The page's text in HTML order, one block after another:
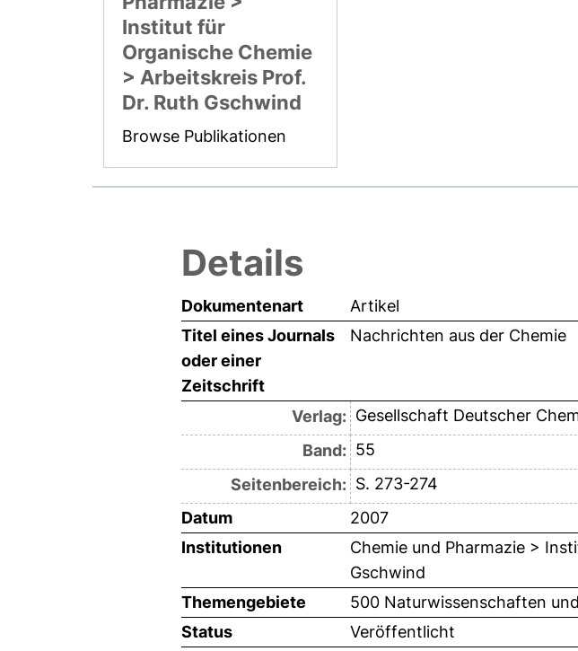
Institut für
Organische Chemie
> Arbeitskreis Prof.
Dr. Ruth Gschwind
Browse Publikationen
Details
Dokumentenart
Artikel
Titel eines Journals
oder einer
Zeitschrift
Nachrichten aus der Chemie
Verlag: Gesellschaft Deutscher
Band: 55
Seitenbereich: S. 273-274
Datum
2007
Institutionen
Chemie und Pharmazie >
Gschwind
Themengebiete
500 Naturwissenschaften
Status
Veröffentlicht